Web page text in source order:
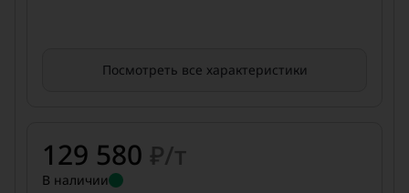
Посмотреть все характеристики
129 580 ₽/т
В наличии